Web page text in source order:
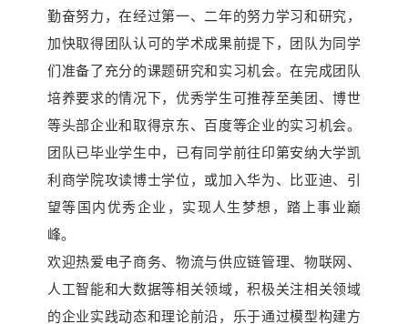
勤奋努力，在经过第一、二年的努力学习和研究，
加快取得团队认可的学术成果前提下，团队为同学
们准备了充分的课题研究和实习机会。在完成团队
培养要求的情况下，优秀学生可推荐至美团、博世
等头部企业和取得京东、百度等企业的实习机会。
团队已毕业学生中，已有同学前往印第安纳大学凯
利商学院攻读博士学位，或加入华为、比亚迪、引
望等国内优秀企业，实现人生梦想，踏上事业巅
峰。
欢迎热爱电子商务、物流与供应链管理、物联网、
人工智能和大数据等相关领域，积极关注相关领域
的企业实践动态和理论前沿，乐于通过模型构建方